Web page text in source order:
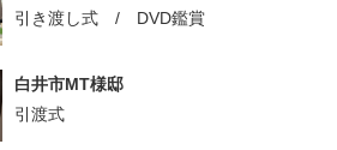
引き渡し式 / DVD鑑賞
白井市MT様邸
引渡式